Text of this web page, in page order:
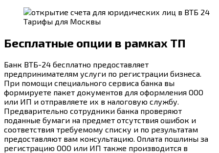
Тарифы для Москвы
Бесплатные опции в рамках ТП
Банк ВТБ-24 бесплатно предоставляет
предпринимателям услуги по регистрации бизнеса.
При помощи специального сервиса банка вы
формируете пакет документов для оформления ООО
или ИП и отправляете их в налоговую службу.
Предварительно сотрудники банка проверяют
поданные бумаги на предмет отсутствия ошибок и
соответствия требуемому списку и по результатам
предоставляют вам консультацию. Оплата пошлины за
регистрацию ООО или ИП также производится в